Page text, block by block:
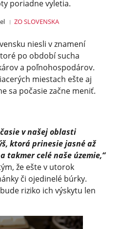
poriadne vyletia.
ZO SLOVENSKA
niesli v znamení
po období sucha
a poľnohospodárov.
miestach ešte aj
sa počasie začne meniť.
v našej oblasti
ktorá prinesie jasné až
takmer celé naše územie,“
že ešte v utorok
či ojedinelé búrky.
riziko ich výskytu len